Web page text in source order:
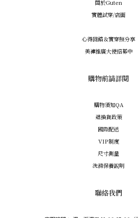
關於Guten
實體試穿/店面
心得回饋＆實穿照分享
美褲推廣大使招募中
購物前請詳閱
購物須知QA
退換貨政策
國際配送
VIP制度
尺寸測量
洗滌保養說明
聯絡我們